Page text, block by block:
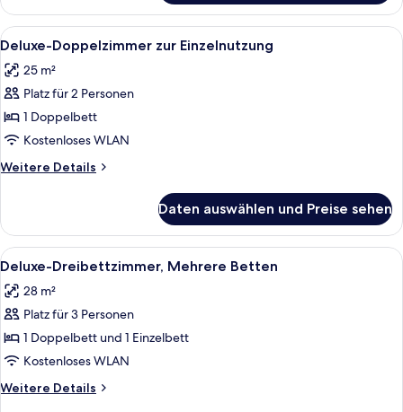
Doppel-
oder
-
Zweibettzimmer
Alle
Fotos
für
Deluxe-
Doppelzimmer
zur
Einzelnutzung
anzeigen
Ein modernes Hotelzimmer mit
7
Deluxe-Doppelzimmer zur Einzelnutzung
25 m²
Platz für 2 Personen
1 Doppelbett
Kostenloses WLAN
Weitere Details
Weitere
Doppelzimmer
zur
Einzelnutzung
Daten auswählen und Preise sehen
Alle
Fotos
für
Deluxe-
Dreibettzimmer,
Mehrere
Betten
anzeigen
Ein modernes Hotelzimmer mit
14
Deluxe-Dreibettzimmer, Mehrere Betten
28 m²
Platz für 3 Personen
1 Doppelbett und 1 Einzelbett
Kostenloses WLAN
Weitere Details
Weitere